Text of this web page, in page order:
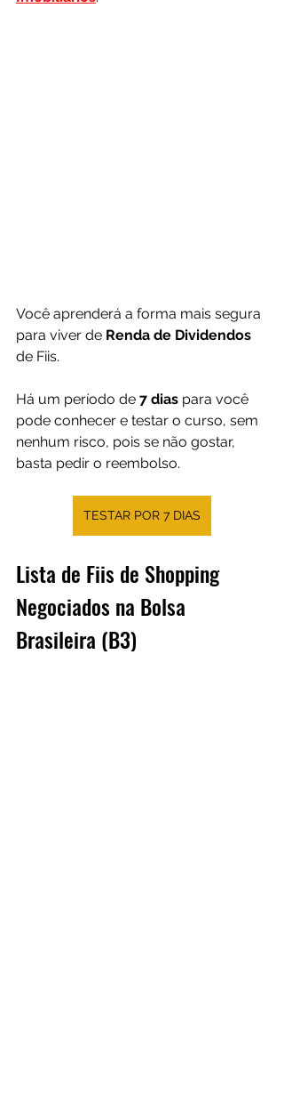
Você aprenderá a forma mais segura
para viver de Renda de Dividendos
de Fiis.
Há um período de 7 dias para você
pode conhecer e testar o curso, sem
nenhum risco, pois se não gostar,
basta pedir o reembolso.
TESTAR POR 7 DIAS
Lista de Fiis de Shopping
Negociados na Bolsa
Brasileira (B3)